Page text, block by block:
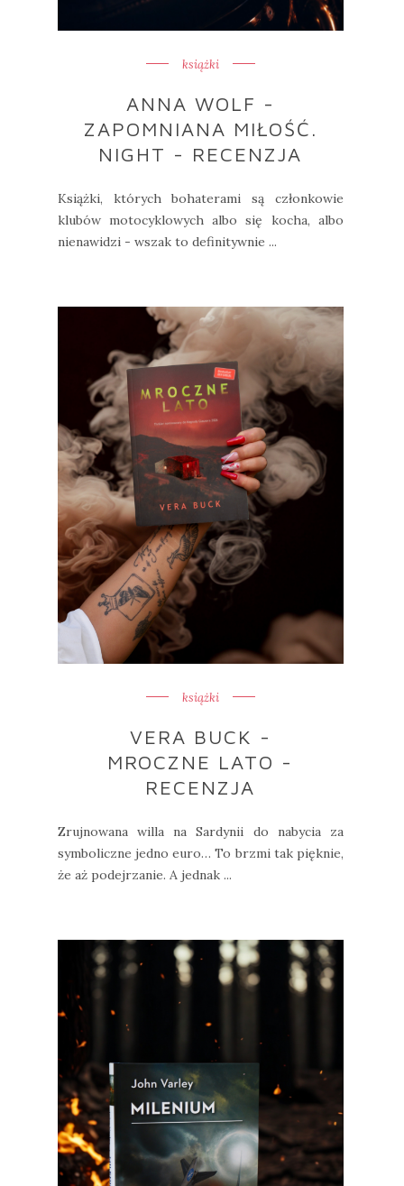
książki
ANNA WOLF -
ZAPOMNIANA MIŁOŚĆ.
NIGHT - RECENZJA
Książki, których bohaterami są członkowie
klubów motocyklowych albo się kocha, albo
nienawidzi - wszak to definitywnie ...
książki
VERA BUCK -
MROCZNE LATO -
RECENZJA
Zrujnowana willa na Sardynii do nabycia za
symboliczne jedno euro… To brzmi tak pięknie,
że aż podejrzanie. A jednak ...